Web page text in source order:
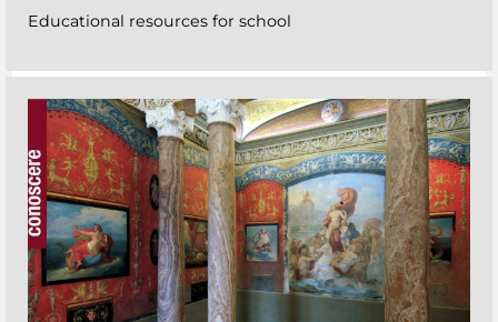
Educational resources for school